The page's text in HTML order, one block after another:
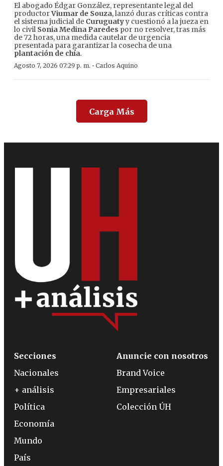
El abogado Édgar González, representante legal del
productorViumar de Souza, lanzó duras críticas contra
el sistema judicial de Curuguatyy cuestionó a la jueza en
lo civil Sonia Medina Paredes por no resolver, tras más
de 72 horas, una medida cautelar de urgencia
presentada para garantizar la cosecha de una
plantación de chía.
Agosto 7, 2026 07:29 p. m. · Carlos Aquino
Carga Más
Secciones
Nacionales
+ análisis
Política
Economía
Mundo
País
Anuncie con nosotros
Brand Voice
Empresariales
Colección ÚH